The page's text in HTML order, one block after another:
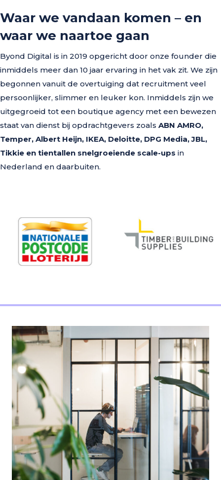
Waar we vandaan komen – en
waar we naartoe gaan
Byond Digital is in 2019 opgericht door onze founder die
inmiddels meer dan 10 jaar ervaring in het vak zit. We zijn
begonnen vanuit de overtuiging dat recruitment veel
persoonlijker, slimmer en leuker kon. Inmiddels zijn we
uitgegroeid tot een boutique agency met een bewezen
staat van dienst bij opdrachtgevers zoals ABN AMRO,
Temper, Albert Heijn, IKEA, Deloitte, DPG Media, JBL,
Tikkie en tientallen snelgroeiende scale-ups in
Nederland en daarbuiten.